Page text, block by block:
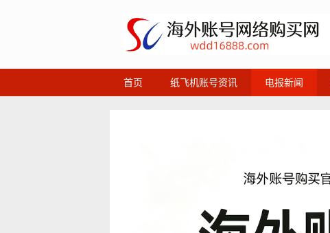
首页 纸飞机账号资讯 电报新闻